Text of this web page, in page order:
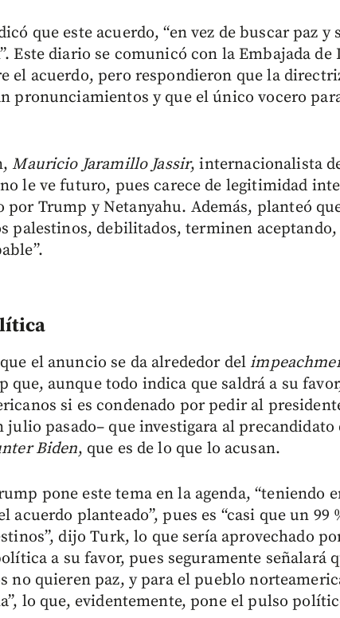
que este acuerdo, “en vez de buscar paz
Este diario se comunicó con la Embajada de
el acuerdo, pero respondieron que la
pronunciamientos y que el único vocero
Mauricio Jaramillo Jassir, internacionalista
le ve futuro, pues carece de legitimidad
por Trump y Netanyahu. Además, planteó
palestinos, debilitados, terminen
el anuncio se da alrededor del
que, aunque todo indica que saldrá a su
si es condenado por pedir al
julio pasado– que investigara al
Biden, que es de lo que lo acusan.
pone este tema en la agenda, “teniendo
acuerdo planteado”, pues es “casi que un 99
dijo Turk, lo que sería aprovechado
a su favor, pues seguramente señalará
no quieren paz, y para el pueblo
lo que, evidentemente, pone el pulso